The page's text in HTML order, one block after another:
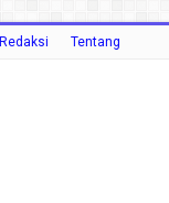
Redaksi Tentang